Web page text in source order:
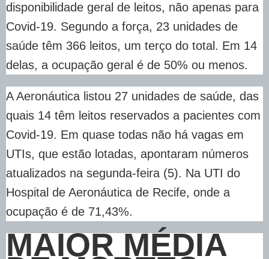
disponibilidade geral de leitos, não apenas para
Covid-19. Segundo a força, 23 unidades de
saúde têm 366 leitos, um terço do total. Em 14
delas, a ocupação geral é de 50% ou menos.
A Aeronáutica listou 27 unidades de saúde, das
quais 14 têm leitos reservados a pacientes com
Covid-19. Em quase todas não há vagas em
UTIs, que estão lotadas, apontaram números
atualizados na segunda-feira (5). Na UTI do
Hospital de Aeronáutica de Recife, onde a
ocupação é de 71,43%.
MAIOR MÉDIA